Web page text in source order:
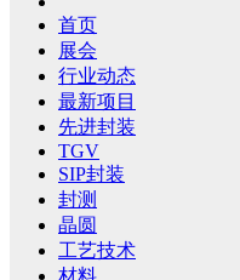
首页
展会
行业动态
最新项目
先进封装
TGV
SIP封装
封测
晶圆
工艺技术
材料